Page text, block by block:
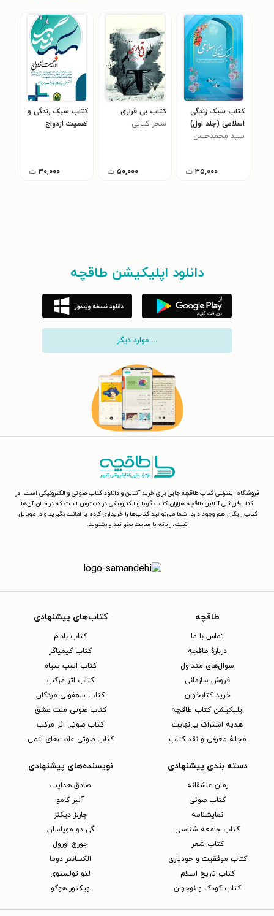
کتاب سبک زندگی
اسلامی (جلد اول)
سید محمدحسن
۳۵,۰۰۰ ت
کتاب بی قراری
سحر کیایی
۵۰,۰۰۰ ت
کتاب سبک زندگی و
اهمیت ازدواج
۳۰,۰۰۰ ت
دانلود اپلیکیشن طاقچه
... موارد دیگر
فروشگاه اینترنتی کتاب طاقچه جایی برای خرید آنلاین و دانلود کتاب صوتی و الکترونیکی است. در
کتاب‌فروشی آنلاین طاقچه هزاران کتاب گویا و الکترونیکی در دسترس است که در میان آن‌ها
کتاب رایگان هم وجود دارد. شما می‌توانید کتاب‌ها را خریداری کرده یا امانت بگیرید و در موبایل،
تبلت، رایانه یا سایت بخوانید و بشنوید.
طاقچه
تماس با ما
دربارهٔ طاقچه
سوال‌های متداول
فروش سازمانی
خرید کتابخوان
اپلیکیشن کتاب طاقچه
هدیه اشتراک بی‌نهایت
مجلهٔ معرفی و نقد کتاب
کتاب‌های پیشنهادی
کتاب بادام
کتاب کیمیاگر
کتاب اسب سیاه
کتاب اثر مرکب
کتاب سمفونی مردگان
کتاب صوتی ملت عشق
کتاب صوتی اثر مرکب
کتاب صوتی عادت‌های اتمی
دسته بندی پیشنهادی
رمان عاشقانه
کتاب‌ صوتی
نمایشنامه
کتاب جامعه شناسی
کتاب شعر
کتاب موفقیت و خودیاری
کتاب تاریخ اسلام
کتاب کودک و نوجوان
نویسنده‌های پیشنهادی
صادق هدایت
آلبر کامو
چارلز دیکنز
گی دو موپاسان
جورج اورول
الکساندر دوما
لئو تولستوی
ویکتور هوگو